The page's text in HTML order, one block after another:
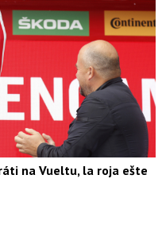
na Vueltu, la roja ešte